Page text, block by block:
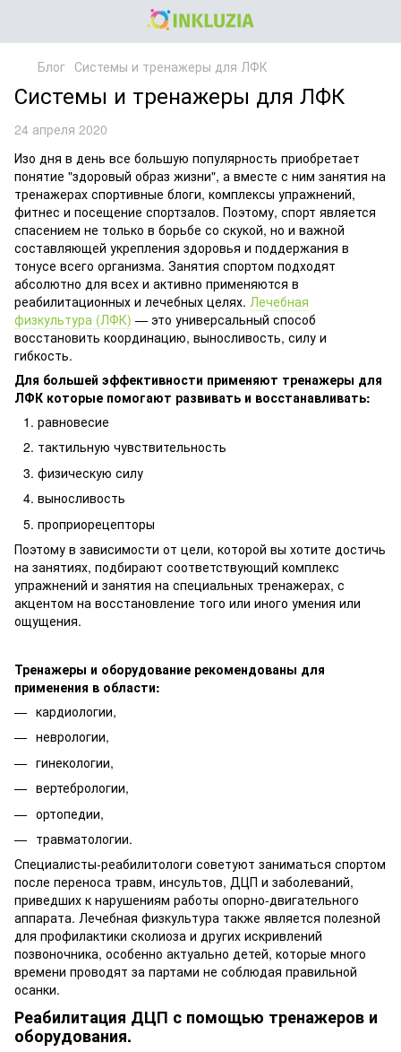
Блог Системы и тренажеры для ЛФК
Системы и тренажеры для ЛФК
24 апреля 2020
Изо дня в день все большую популярность приобретает
понятие "здоровый образ жизни", а вместе с ним занятия на
тренажерах спортивные блоги, комплексы упражнений,
фитнес и посещение спортзалов. Поэтому, спорт является
спасением не только в борьбе со скукой, но и важной
составляющей укрепления здоровья и поддержания в
тонусе всего организма. Занятия спортом подходят
абсолютно для всех и активно применяются в
реабилитационных и лечебных целях. Лечебная
физкультура (ЛФК) — это универсальный способ
восстановить координацию, выносливость, силу и
гибкость.
Для большей эффективности применяют тренажеры для
ЛФК которые помогают развивать и восстанавливать:
равновесие
тактильную чувствительность
физическую силу
выносливость
проприорецепторы
Поэтому в зависимости от цели, которой вы хотите достичь
на занятиях, подбирают соответствующий комплекс
упражнений и занятия на специальных тренажерах, с
акцентом на восстановление того или иного умения или
ощущения.
Тренажеры и оборудование рекомендованы для
применения в области:
кардиологии,
неврологии,
гинекологии,
вертебрологии,
ортопедии,
травматологии.
Специалисты-реабилитологи советуют заниматься спортом
после переноса травм, инсультов, ДЦП и заболеваний,
приведших к нарушениям работы опорно-двигательного
аппарата. Лечебная физкультура также является полезной
для профилактики сколиоза и других искривлений
позвоночника, особенно актуально детей, которые много
времени проводят за партами не соблюдая правильной
осанки.
Реабилитация ДЦП с помощью тренажеров и
оборудования.